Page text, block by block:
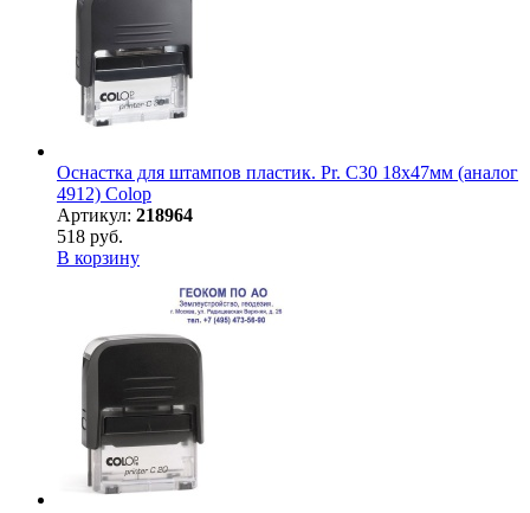
Оснастка для штампов пластик. Pr. C30 18х47мм (аналог
4912) Colop
Артикул: 218964
518 руб.
В корзину